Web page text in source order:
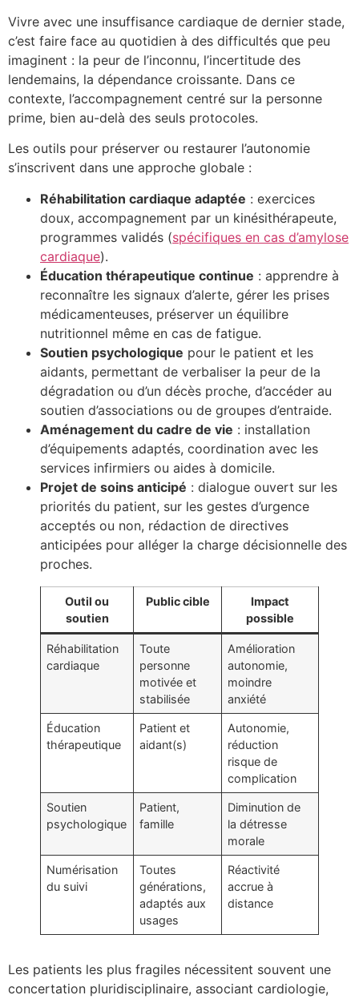
Vivre avec une insuffisance cardiaque de dernier stade,
c’est faire face au quotidien à des difficultés que peu
imaginent : la peur de l’inconnu, l’incertitude des
lendemains, la dépendance croissante. Dans ce
contexte, l’accompagnement centré sur la personne
prime, bien au-delà des seuls protocoles.
Les outils pour préserver ou restaurer l’autonomie
s’inscrivent dans une approche globale :
Réhabilitation cardiaque adaptée : exercices
doux, accompagnement par un kinésithérapeute,
programmes validés (spécifiques en cas d’amylose
cardiaque).
Éducation thérapeutique continue : apprendre à
reconnaître les signaux d’alerte, gérer les prises
médicamenteuses, préserver un équilibre
nutritionnel même en cas de fatigue.
Soutien psychologique pour le patient et les
aidants, permettant de verbaliser la peur de la
dégradation ou d’un décès proche, d’accéder au
soutien d’associations ou de groupes d’entraide.
Aménagement du cadre de vie : installation
d’équipements adaptés, coordination avec les
services infirmiers ou aides à domicile.
Projet de soins anticipé : dialogue ouvert sur les
priorités du patient, sur les gestes d’urgence
acceptés ou non, rédaction de directives
anticipées pour alléger la charge décisionnelle des
proches.
Outil ou
soutien
Public cible
Impact
possible
Réhabilitation
cardiaque
Toute
personne
motivée et
stabilisée
Amélioration
autonomie,
moindre
anxiété
Éducation
thérapeutique
Patient et
aidant(s)
Autonomie,
réduction
risque de
complication
Soutien
psychologique
Patient,
famille
Diminution de
la détresse
morale
Numérisation
du suivi
Toutes
générations,
adaptés aux
usages
Réactivité
accrue à
distance
Les patients les plus fragiles nécessitent souvent une
concertation pluridisciplinaire, associant cardiologie,